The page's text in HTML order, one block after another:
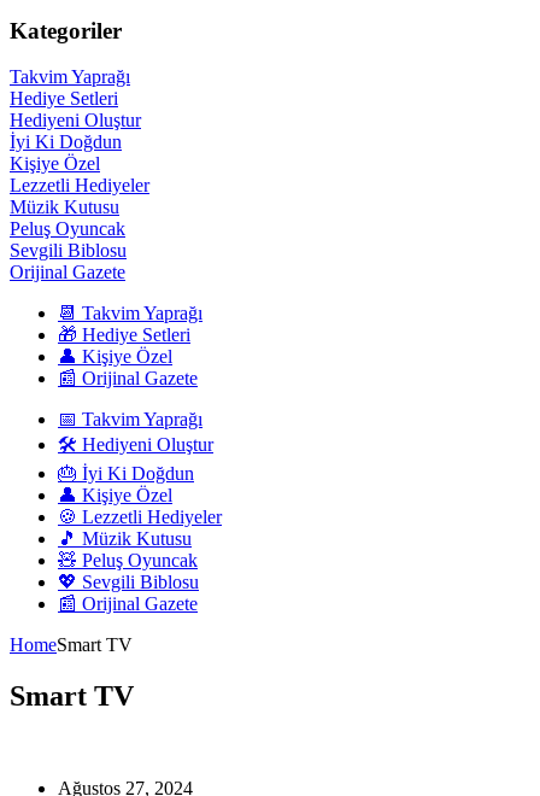
Kategoriler
Takvim Yaprağı
Hediye Setleri
Hediyeni Oluştur
İyi Ki Doğdun
Kişiye Özel
Lezzetli Hediyeler
Müzik Kutusu
Peluş Oyuncak
Sevgili Biblosu
Orijinal Gazete
📆 Takvim Yaprağı
🎁 Hediye Setleri
👤 Kişiye Özel
📰 Orijinal Gazete
📅 Takvim Yaprağı
🛠️ Hediyeni Oluştur
🎂 İyi Ki Doğdun
👤 Kişiye Özel
🍪 Lezzetli Hediyeler
🎵 Müzik Kutusu
🧸 Peluş Oyuncak
💖 Sevgili Biblosu
📰 Orijinal Gazete
HomeSmart TV
Smart TV
Ağustos 27, 2024